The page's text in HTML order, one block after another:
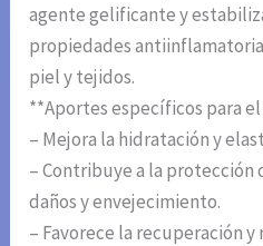
agente gelificante y
propiedades
piel y tejidos.
**Aportes específicos para
– Mejora la hidratación y
– Contribuye a la protección
daños y envejecimiento.
– Favorece la recuperación